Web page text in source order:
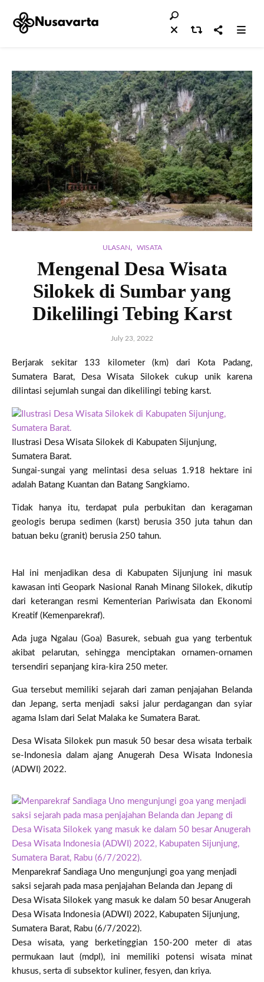
ULASAN, WISATA
Mengenal Desa Wisata
Silokek di Sumbar yang
Dikelilingi Tebing Karst
July 23, 2022
Berjarak sekitar 133 kilometer (km) dari Kota Padang,
Sumatera Barat, Desa Wisata Silokek cukup unik karena
dilintasi sejumlah sungai dan dikelilingi tebing karst.
Ilustrasi Desa Wisata Silokek di Kabupaten Sijunjung,
Sumatera Barat.
Sungai-sungai yang melintasi desa seluas 1.918 hektare ini
adalah Batang Kuantan dan Batang Sangkiamo.
Tidak hanya itu, terdapat pula perbukitan dan keragaman
geologis berupa sedimen (karst) berusia 350 juta tahun dan
batuan beku (granit) berusia 250 tahun.
Hal ini menjadikan desa di Kabupaten Sijunjung ini masuk
kawasan inti Geopark Nasional Ranah Minang Silokek, dikutip
dari keterangan resmi Kementerian Pariwisata dan Ekonomi
Kreatif (Kemenparekraf).
Ada juga Ngalau (Goa) Basurek, sebuah gua yang terbentuk
akibat pelarutan, sehingga menciptakan ornamen-ornamen
tersendiri sepanjang kira-kira 250 meter.
Gua tersebut memiliki sejarah dari zaman penjajahan Belanda
dan Jepang, serta menjadi saksi jalur perdagangan dan syiar
agama Islam dari Selat Malaka ke Sumatera Barat.
Desa Wisata Silokek pun masuk 50 besar desa wisata terbaik
se-Indonesia dalam ajang Anugerah Desa Wisata Indonesia
(ADWI) 2022.
Menparekraf Sandiaga Uno mengunjungi goa yang menjadi
saksi sejarah pada masa penjajahan Belanda dan Jepang di
Desa Wisata Silokek yang masuk ke dalam 50 besar Anugerah
Desa Wisata Indonesia (ADWI) 2022, Kabupaten Sijunjung,
Sumatera Barat, Rabu (6/7/2022).
Desa wisata, yang berketinggian 150-200 meter di atas
permukaan laut (mdpl), ini memiliki potensi wisata minat
khusus, serta di subsektor kuliner, fesyen, dan kriya.